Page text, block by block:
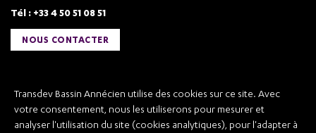
Transdev Bassin Annécien utilise des cookies sur ce site. Avec
votre consentement, nous les utiliserons pour mesurer et
analyser l'utilisation du site (cookies analytiques), pour l'adapter à
Tél : +33 4 50 51 08 51
NOUS CONTACTER
Transdev Bassin Annécien
Recrutement